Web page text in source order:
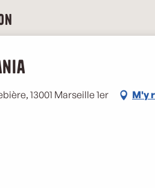
13001 Marseille 1er M'y